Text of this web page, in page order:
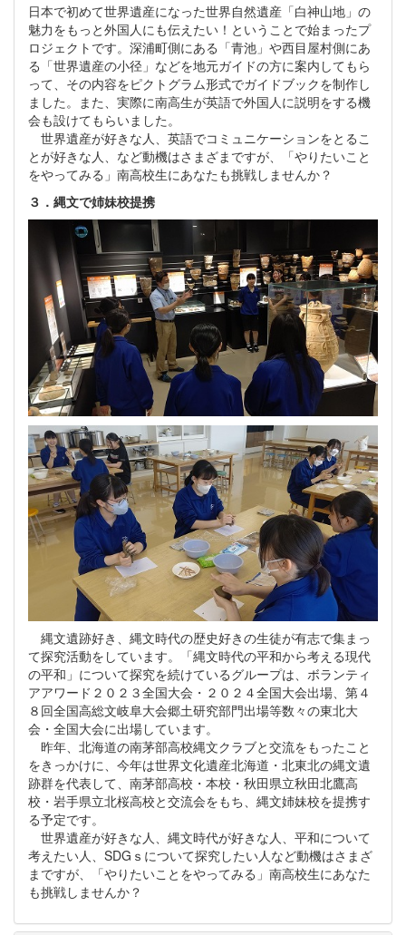
日本で初めて世界遺産になった世界自然遺産「白神山地」の
魅力をもっと外国人にも伝えたい！ということで始まったプ
ロジェクトです。深浦町側にある「青池」や西目屋村側にあ
る「世界遺産の小径」などを地元ガイドの方に案内してもら
って、その内容をピクトグラム形式でガイドブックを制作し
ました。また、実際に南高生が英語で外国人に説明をする機
会も設けてもらいました。
世界遺産が好きな人、英語でコミュニケーションをとるこ
とが好きな人、など動機はさまざまですが、「やりたいこと
をやってみる」南高校生にあなたも挑戦しませんか？
３．縄文で姉妹校提携
縄文遺跡好き、縄文時代の歴史好きの生徒が有志で集まっ
て探究活動をしています。「縄文時代の平和から考える現代
の平和」について探究を続けているグループは、ボランティ
アアワード２０２３全国大会・２０２４全国大会出場、第４
８回全国高総文岐阜大会郷土研究部門出場等数々の東北大
会・全国大会に出場しています。
昨年、北海道の南茅部高校縄文クラブと交流をもったこと
をきっかけに、今年は世界文化遺産北海道・北東北の縄文遺
跡群を代表して、南茅部高校・本校・秋田県立秋田北鷹高
校・岩手県立北桜高校と交流会をもち、縄文姉妹校を提携す
る予定です。
世界遺産が好きな人、縄文時代が好きな人、平和について
考えたい人、SDGｓについて探究したい人など動機はさまざ
まですが、「やりたいことをやってみる」南高校生にあなた
も挑戦しませんか？